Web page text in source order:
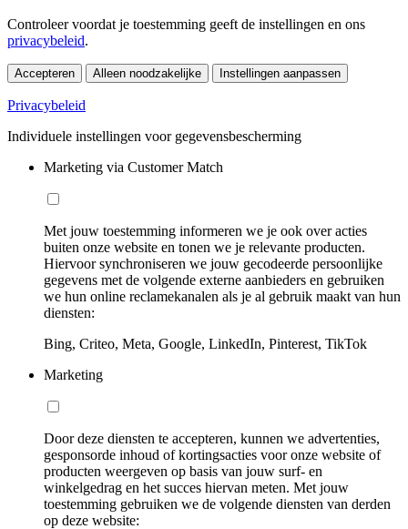
Controleer voordat je toestemming geeft de instellingen en ons
privacybeleid.
Accepteren Alleen noodzakelijke Instellingen aanpassen
Privacybeleid
Individuele instellingen voor gegevensbescherming
Marketing via Customer Match
Met jouw toestemming informeren we je ook over acties
buiten onze website en tonen we je relevante producten.
Hiervoor synchroniseren we jouw gecodeerde persoonlijke
gegevens met de volgende externe aanbieders en gebruiken
we hun online reclamekanalen als je al gebruik maakt van hun
diensten:
Bing, Criteo, Meta, Google, LinkedIn, Pinterest, TikTok
Marketing
Door deze diensten te accepteren, kunnen we advertenties,
gesponsorde inhoud of kortingsacties voor onze website of
producten weergeven op basis van jouw surf- en
winkelgedrag en het succes hiervan meten. Met jouw
toestemming gebruiken we de volgende diensten van derden
op deze website: